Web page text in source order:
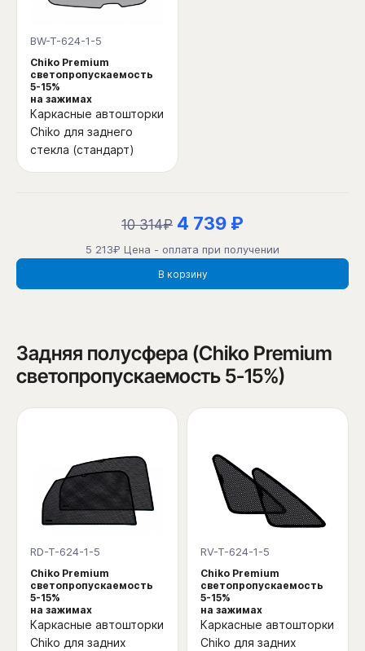
BW-T-624-1-5
Chiko Premium
светопропускаемость
5-15%
на зажимах
Каркасные автошторки
Chiko для заднего
стекла (стандарт)
10 314₽ 4 739 ₽
5 213₽ Цена - оплата при получении
В корзину
Задняя полусфера (Chiko Premium
светопропускаемость 5-15%)
RD-T-624-1-5
Chiko Premium
светопропускаемость
5-15%
на зажимах
Каркасные автошторки
Chiko для задних
RV-T-624-1-5
Chiko Premium
светопропускаемость
5-15%
на зажимах
Каркасные автошторки
Chiko для задних